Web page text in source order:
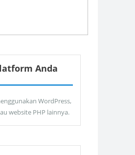
Anda
WordPress,
website PHP lainnya.